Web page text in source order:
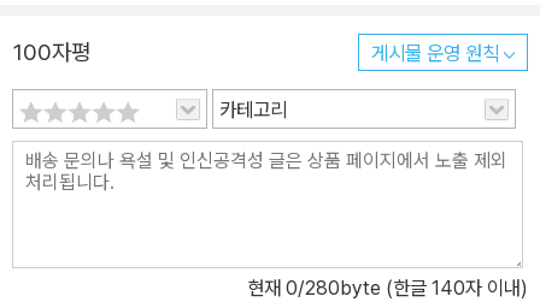
100자평 게시물 운영 원칙
카테고리
현재 0/280byte (한글 140자 이내)